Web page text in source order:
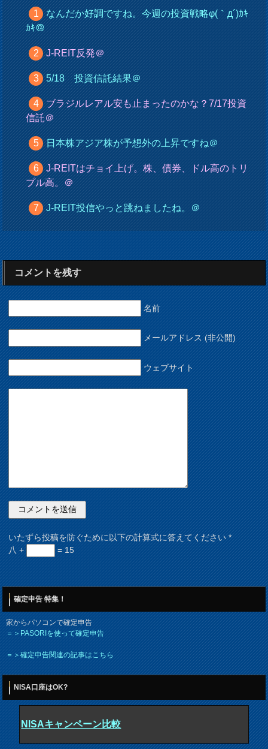
なんだか好調ですね。今週の投資戦略φ(｀д´)ｶｷ
ｶｷ＠
J-REIT反発＠
5/18 投資信託結果＠
ブラジルレアル安も止まったのかな？7/17投資
信託＠
日本株アジア株が予想外の上昇ですね＠
J-REITはチョイ上げ。株、債券、ドル高のトリ
プル高。＠
J-REIT投信やっと跳ねましたね。＠
コメントを残す
名前
メールアドレス (非公開)
ウェブサイト
いたずら投稿を防ぐために以下の計算式に答えてください*
八 +
= 15
確定申告 特集！
家からパソコンで確定申告
＝＞PASORIを使って確定申告
＝＞確定申告関連の記事はこちら
NISA口座はOK?
NISAキャンペーン比較